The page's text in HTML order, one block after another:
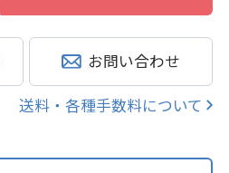
お問い合わせ
送料・各種手数料について